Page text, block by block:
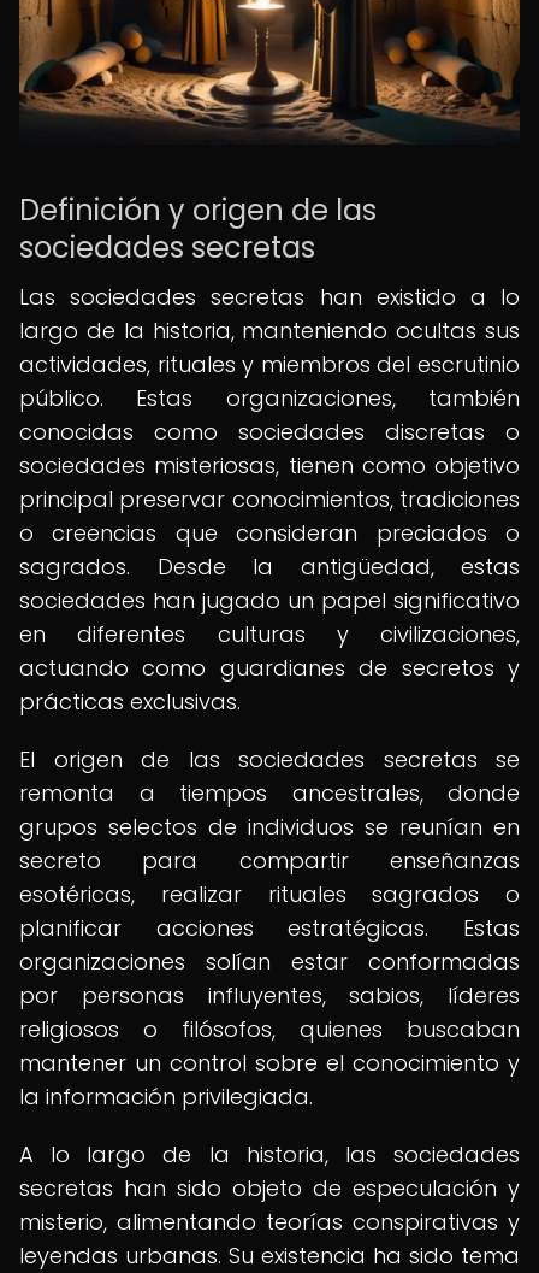
Definición y origen de las
sociedades secretas
Las sociedades secretas han existido a lo
largo de la historia, manteniendo ocultas sus
actividades, rituales y miembros del escrutinio
público. Estas organizaciones, también
conocidas como sociedades discretas o
sociedades misteriosas, tienen como objetivo
principal preservar conocimientos, tradiciones
o creencias que consideran preciados o
sagrados. Desde la antigüedad, estas
sociedades han jugado un papel significativo
en diferentes culturas y civilizaciones,
actuando como guardianes de secretos y
prácticas exclusivas.
El origen de las sociedades secretas se
remonta a tiempos ancestrales, donde
grupos selectos de individuos se reunían en
secreto para compartir enseñanzas
esotéricas, realizar rituales sagrados o
planificar acciones estratégicas. Estas
organizaciones solían estar conformadas
por personas influyentes, sabios, líderes
religiosos o filósofos, quienes buscaban
mantener un control sobre el conocimiento y
la información privilegiada.
A lo largo de la historia, las sociedades
secretas han sido objeto de especulación y
misterio, alimentando teorías conspirativas y
leyendas urbanas. Su existencia ha sido tema